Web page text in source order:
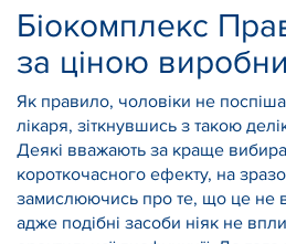
Біокомплекс
за ціною
Як правило, чоловіки не
лікаря, зіткнувшись з такою
Деякі вважають за краще
короткочасного ефекту, на
замислюючись про те, що це не
адже подібні засоби ніяк не